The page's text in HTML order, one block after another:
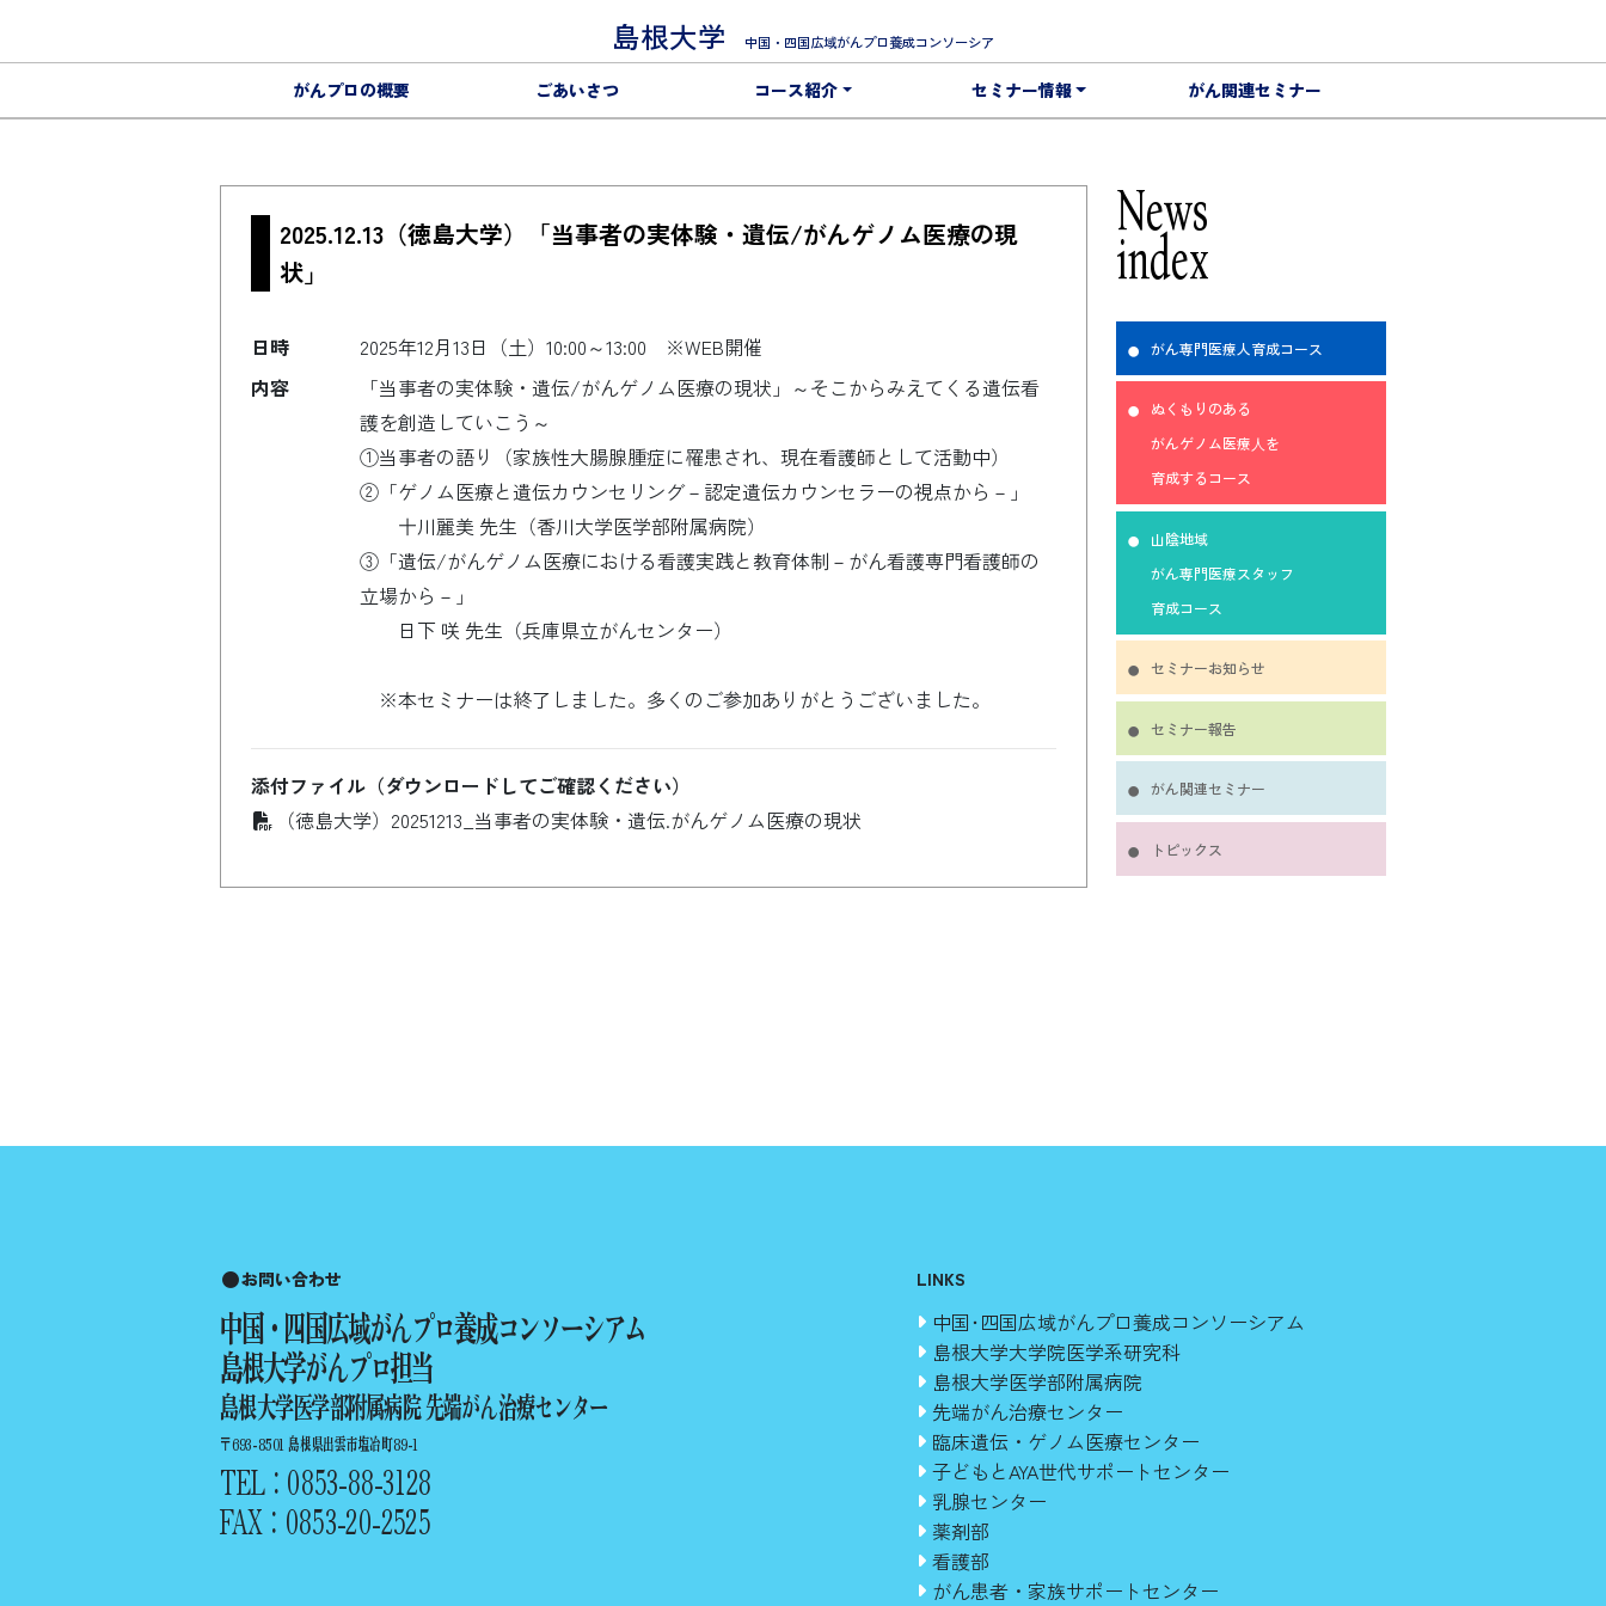
島根大学 中国・四国広域がんプロ養成コンソーシア
がんプロの概要 ごあいさつ コース紹介 セミナー情報 がん関連セミナー
2025.12.13（徳島大学）「当事者の実体験・遺伝/がんゲノム医療の現
状」
日時
2025年12月13日（土）10:00～13:00 ※WEB開催
内容
「当事者の実体験・遺伝/がんゲノム医療の現状」～そこからみえてくる遺伝看
護を創造していこう～
①当事者の語り（家族性大腸腺腫症に罹患され、現在看護師として活動中）
②「ゲノム医療と遺伝カウンセリング－認定遺伝カウンセラーの視点から－」
十川麗美 先生（香川大学医学部附属病院）
③「遺伝/がんゲノム医療における看護実践と教育体制－がん看護専門看護師の
立場から－」
日下 咲 先生（兵庫県立がんセンター）
※本セミナーは終了しました。多くのご参加ありがとうございました。
添付ファイル（ダウンロードしてご確認ください）
（徳島大学）20251213_当事者の実体験・遺伝.がんゲノム医療の現状
News
index
がん専門医療人育成コース
ぬくもりのある
がんゲノム医療⼈を
育成するコース
山陰地域
がん専門医療スタッフ
育成コース
セミナーお知らせ
セミナー報告
がん関連セミナー
トピックス
お問い合わせ
中国・四国広域がんプロ養成コンソーシアム
島根大学がんプロ担当
島根大学医学部附属病院 先端がん治療センター
〒693-8501 島根県出雲市塩冶町89-1
TEL：0853-88-3128
FAX：0853-20-2525
LINKS
中国･四国広域がんプロ養成コンソーシアム
島根大学大学院医学系研究科
島根大学医学部附属病院
先端がん治療センター
臨床遺伝・ゲノム医療センター
子どもとAYA世代サポートセンター
乳腺センター
薬剤部
看護部
がん患者・家族サポートセンター